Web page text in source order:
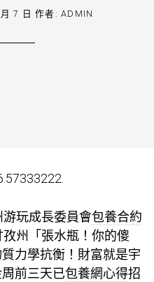
7 日 作者:ADMIN
玩成長委員會包養合約
州「張水瓶！你的傻
力學抗衡！財富就是宇
前三天已包養網心得招